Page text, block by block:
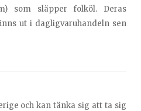
som släpper folköl. Deras
ut i dagligvaruhandeln sen
och kan tänka sig att ta sig